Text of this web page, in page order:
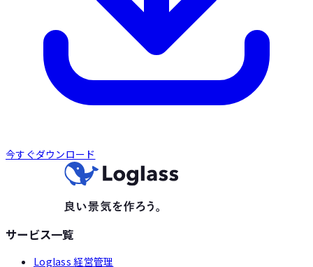
今すぐダウンロード
サービス一覧
Loglass 経営管理